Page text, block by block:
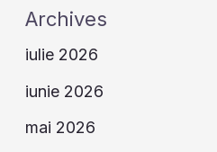
Archives
iulie 2026
iunie 2026
mai 2026